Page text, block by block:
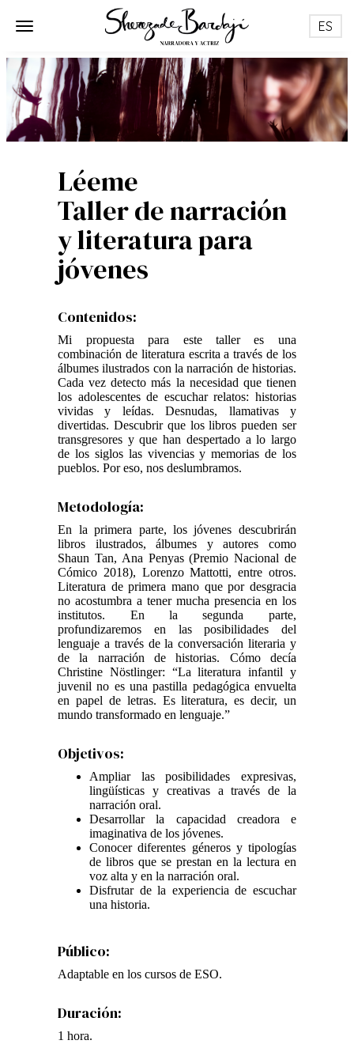
Toggle navigation Toggle
Léeme
Taller de narración
y literatura para
jóvenes
Contenidos:
Mi propuesta para este taller es una
combinación de literatura escrita a través de los
álbumes ilustrados con la narración de historias.
Cada vez detecto más la necesidad que tienen
los adolescentes de escuchar relatos: historias
vividas y leídas. Desnudas, llamativas y
divertidas. Descubrir que los libros pueden ser
transgresores y que han despertado a lo largo
de los siglos las vivencias y memorias de los
pueblos. Por eso, nos deslumbramos.
Metodología:
En la primera parte, los jóvenes descubrirán
libros ilustrados, álbumes y autores como
Shaun Tan, Ana Penyas (Premio Nacional de
Cómico 2018), Lorenzo Mattotti, entre otros.
Literatura de primera mano que por desgracia
no acostumbra a tener mucha presencia en los
institutos. En la segunda parte,
profundizaremos en las posibilidades del
lenguaje a través de la conversación literaria y
de la narración de historias. Cómo decía
Christine Nöstlinger: “La literatura infantil y
juvenil no es una pastilla pedagógica envuelta
en papel de letras. Es literatura, es decir, un
mundo transformado en lenguaje.”
Objetivos:
Ampliar las posibilidades expresivas,
lingüísticas y creativas a través de la
narración oral.
Desarrollar la capacidad creadora e
imaginativa de los jóvenes.
Conocer diferentes géneros y tipologías
de libros que se prestan en la lectura en
voz alta y en la narración oral.
Disfrutar de la experiencia de escuchar
una historia.
Público:
Adaptable en los cursos de ESO.
Duración:
1 hora.